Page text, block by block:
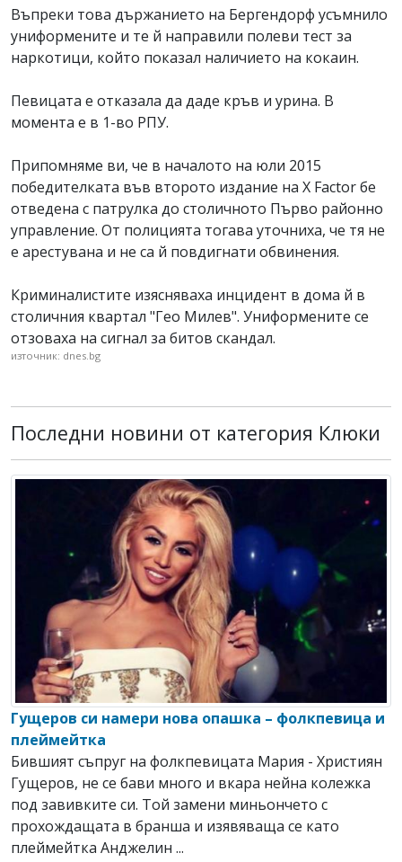
Въпреки това държанието на Бергендорф усъмнило
униформените и те й направили полеви тест за
наркотици, който показал наличието на кокаин.
Певицата е отказала да даде кръв и урина. В
момента е в 1-во РПУ.
Припомняме ви, че в началото на юли 2015
победителката във второто издание на X Factor бе
отведена с патрулка до столичното Първо районно
управление. От полицията тогава уточниха, че тя не
е арестувана и не са й повдигнати обвинения.
Криминалистите изясняваха инцидент в дома й в
столичния квартал "Гео Милев". Униформените се
отзоваха на сигнал за битов скандал.
източник: dnes.bg
Последни новини от категория Клюки
Гущеров си намери нова опашка – фолкпевица и
плеймейтка
Бившият съпруг на фолкпевицата Мария - Християн
Гущеров, не се бави много и вкара нейна колежка
под завивките си. Той замени миньончето с
прохождащата в бранша и изявяваща се като
плеймейтка Анджелин ...